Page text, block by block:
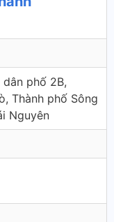
phố 2B,
Thành phố Sông
Nguyên